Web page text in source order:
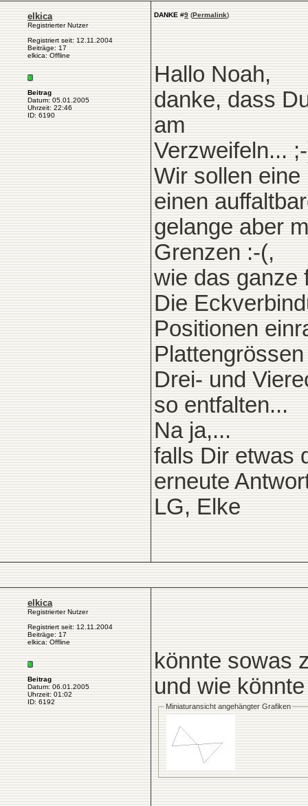
elkica
Registrierter Nutzer
Registriert seit: 12.11.2004
Beiträge: 17
elkica: Offline
Beitrag
Datum: 05.01.2005
Uhrzeit: 22:46
ID: 6190
DANKE #9 (Permalink)
Hallo Noah,
danke, dass
am
Verzweifeln...
Wir sollen
einen
gelange aber
Grenzen :-(,
wie das ganze
Die
Positionen
Drei- und
so entfalten...
Na ja,...
falls Dir etwas
erneute
LG, Elke
elkica
Registrierter Nutzer
Registriert seit: 12.11.2004
Beiträge: 17
elkica: Offline
Beitrag
Datum: 06.01.2005
Uhrzeit: 01:02
ID: 6192
könnte sowas
und wie
Miniaturansicht angehängter Grafiken